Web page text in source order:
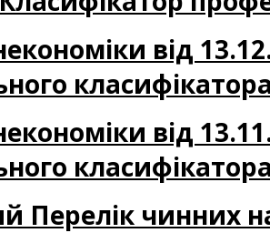
від
від
Перелік чинних